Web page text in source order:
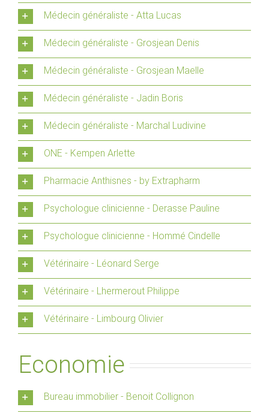
Médecin généraliste - Atta Lucas
Médecin généraliste - Grosjean Denis
Médecin généraliste - Grosjean Maelle
Médecin généraliste - Jadin Boris
Médecin généraliste - Marchal Ludivine
ONE - Kempen Arlette
Pharmacie Anthisnes - by Extrapharm
Psychologue clinicienne - Derasse Pauline
Psychologue clinicienne - Hommé Cindelle
Vétérinaire - Léonard Serge
Vétérinaire - Lhermerout Philippe
Vétérinaire - Limbourg Olivier
Economie
Bureau immobilier - Benoit Collignon